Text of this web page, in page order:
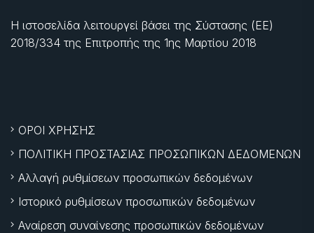
Η ιστοσελίδα λειτουργεί βάσει της Σύστασης (ΕΕ)
2018/334 της Επιτροπής της 1ης Μαρτίου 2018
ΟΡΟΙ ΧΡΗΣΗΣ
ΠΟΛΙΤΙΚΗ ΠΡΟΣΤΑΣΙΑΣ ΠΡΟΣΩΠΙΚΩΝ ΔΕΔΟΜΕΝΩΝ
Αλλαγή ρυθμίσεων προσωπικών δεδομένων
Ιστορικό ρυθμίσεων προσωπικών δεδομένων
Αναίρεση συναίνεσης προσωπικών δεδομένων